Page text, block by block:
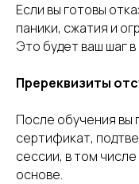
Если вы готовы
паники, сжатия и
Это будет ваш шаг
Пререквизиты
После обучения вы
сертификат,
сессии, в том
основе.